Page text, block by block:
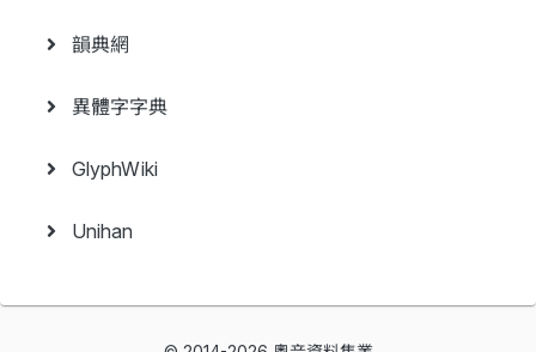
韻典網
異體字字典
GlyphWiki
Unihan